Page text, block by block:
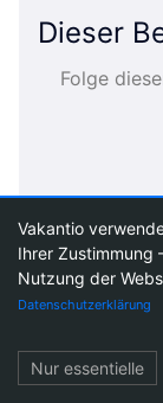
Dieser
Folge
Vakantio
Ihrer Zustimmung
Nutzung der
Datenschutzerklärung
Nur essentielle
Reiseblogs Reiseblog
Vakantio